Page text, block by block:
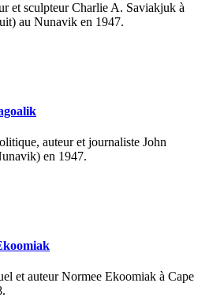
et sculpteur Charlie A. Saviakjuk à
au Nunavik en 1947.
auteur et journaliste John
en 1947.
et auteur Normee Ekoomiak à Cape